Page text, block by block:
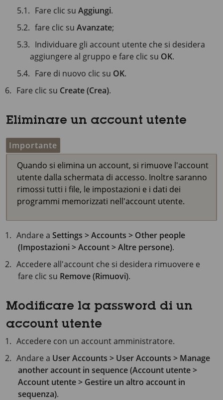
Fare clic suAggiungi.
fare clic suAvanzate;
Individuare gli account utente che si desidera
aggiungere al gruppo e fare clic su OK.
Fare di nuovo clic su OK.
Fare clic su Create (Crea).
Eliminare un account utente
Importante
Quando si elimina un account, si rimuove l'account
utente dalla schermata di accesso. Inoltre saranno
rimossi tutti i file, le impostazioni e i dati dei
programmi memorizzati nell'account utente.
Andare aSettings > Accounts > Other people
(Impostazioni > Account > Altre persone).
Accedere all'account che si desidera rimuovere e
fare clic su Remove (Rimuovi).
Modificare la password di un
account utente
Accedere con un account amministratore.
Andare a User Accounts > User Accounts > Manage
another account in sequence (Account utente >
Account utente > Gestire un altro account in
sequenza).